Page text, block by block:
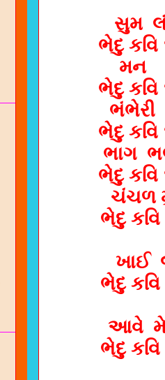
સુમ
ભેદુ કવિ
મન
ભેદુ કવિ
ભંભેરી
ભેદુ કવિ
ભાગ
ભેદુ કવિ
ચંચળ
ભેદુ કવિ
ખાઈ
ભેદુ કવિ
આવે
ભેદુ કવિ